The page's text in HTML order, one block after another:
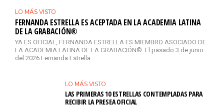
LO MÁS VISTO
FERNANDA ESTRELLA ES ACEPTADA EN LA ACADEMIA LATINA
DE LA GRABACIÓN®
YA ES OFICIAL, FERNANDA ESTRELLA ES MIEMBRO ASOCIADO DE
LA ACADEMIA LATINA DE LA GRABACIÓN®. El pasado 3 de junio
del 2026 Fernanda Estrella...
LO MÁS VISTO
LAS PRIMERAS 10 ESTRELLAS CONTEMPLADAS PARA
RECIBIR LA PRESEA OFICIAL